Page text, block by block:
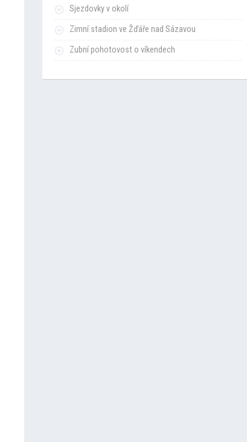
Sjezdovky v okolí
Zimní stadion ve Žďáře nad Sázavou
Zubní pohotovost o víkendech